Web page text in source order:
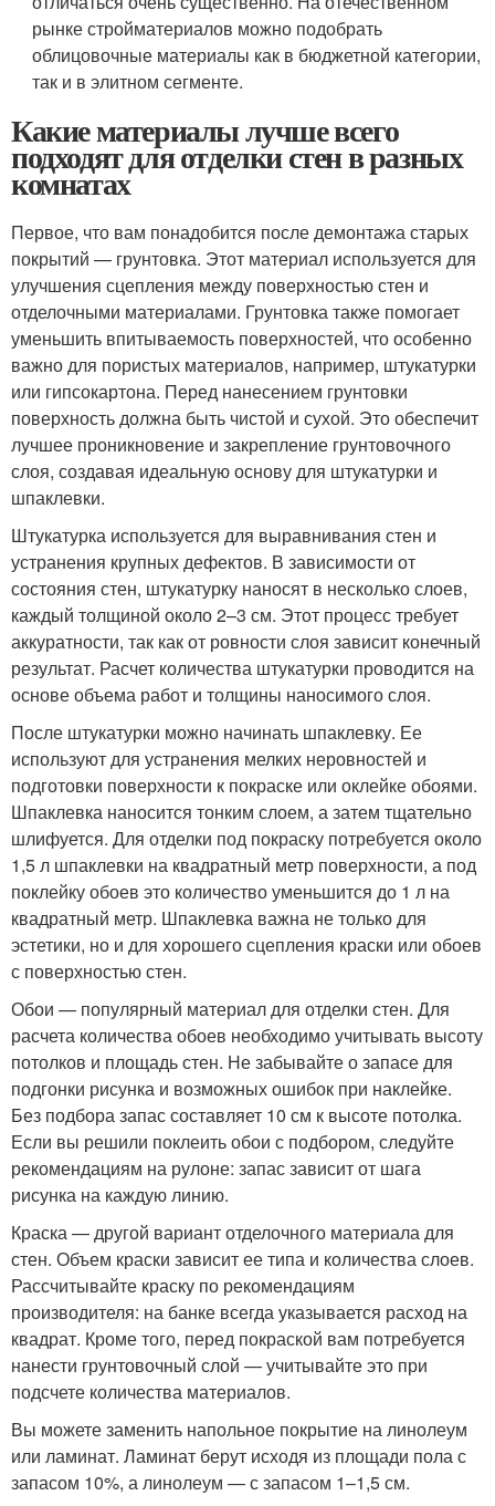
рынке стройматериалов можно подобрать
облицовочные материалы как в бюджетной категории,
так и в элитном сегменте.
Какие материалы лучше всего
подходят для отделки стен в разных
комнатах
Первое, что вам понадобится после демонтажа старых
покрытий — грунтовка. Этот материал используется для
улучшения сцепления между поверхностью стен и
отделочными материалами. Грунтовка также помогает
уменьшить впитываемость поверхностей, что особенно
важно для пористых материалов, например, штукатурки
или гипсокартона. Перед нанесением грунтовки
поверхность должна быть чистой и сухой. Это обеспечит
лучшее проникновение и закрепление грунтовочного
слоя, создавая идеальную основу для штукатурки и
шпаклевки.
Штукатурка используется для выравнивания стен и
устранения крупных дефектов. В зависимости от
состояния стен, штукатурку наносят в несколько слоев,
каждый толщиной около 2–3 см. Этот процесс требует
аккуратности, так как от ровности слоя зависит конечный
результат. Расчет количества штукатурки проводится на
основе объема работ и толщины наносимого слоя.
После штукатурки можно начинать шпаклевку. Ее
используют для устранения мелких неровностей и
подготовки поверхности к покраске или оклейке обоями.
Шпаклевка наносится тонким слоем, а затем тщательно
шлифуется. Для отделки под покраску потребуется около
1,5 л шпаклевки на квадратный метр поверхности, а под
поклейку обоев это количество уменьшится до 1 л на
квадратный метр. Шпаклевка важна не только для
эстетики, но и для хорошего сцепления краски или обоев
с поверхностью стен.
Обои — популярный материал для отделки стен. Для
расчета количества обоев необходимо учитывать высоту
потолков и площадь стен. Не забывайте о запасе для
подгонки рисунка и возможных ошибок при наклейке.
Без подбора запас составляет 10 см к высоте потолка.
Если вы решили поклеить обои с подбором, следуйте
рекомендациям на рулоне: запас зависит от шага
рисунка на каждую линию.
Краска — другой вариант отделочного материала для
стен. Объем краски зависит ее типа и количества слоев.
Рассчитывайте краску по рекомендациям
производителя: на банке всегда указывается расход на
квадрат. Кроме того, перед покраской вам потребуется
нанести грунтовочный слой — учитывайте это при
подсчете количества материалов.
Вы можете заменить напольное покрытие на линолеум
или ламинат. Ламинат берут исходя из площади пола с
запасом 10%, а линолеум — с запасом 1–1,5 см.